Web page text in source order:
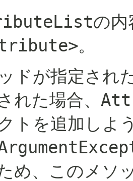
の内
。
ドが指定され
れた場合、
トを追加しよ
め、このメソ